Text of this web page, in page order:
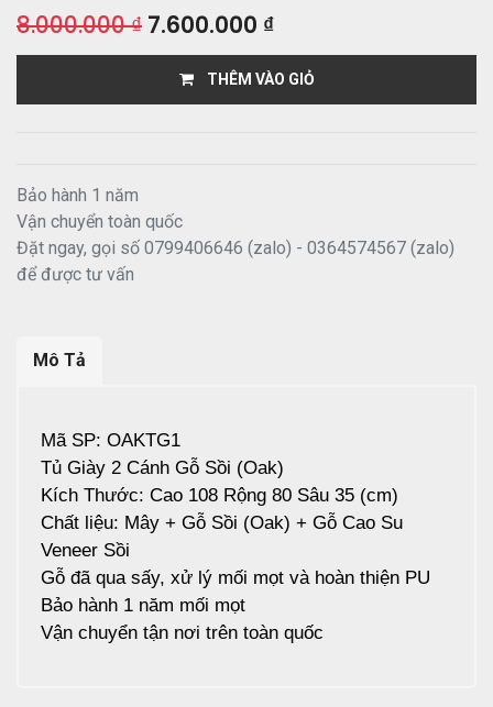
8.000.000₫ 7.600.000 ₫
THÊM VÀO GIỎ
Bảo hành 1 năm
Vận chuyển toàn quốc
Đặt ngay, gọi số 0799406646 (zalo) - 0364574567 (zalo)
để được tư vấn
Mô Tả
Mã SP: OAKTG1
Tủ Giày 2 Cánh Gỗ Sồi (Oak)
Kích Thước: Cao 108 Rộng 80 Sâu 35 (cm)
Chất liệu: Mây + Gỗ Sồi (Oak) + Gỗ Cao Su
Veneer Sồi
Gỗ đã qua sấy, xử lý mối mọt và hoàn thiện PU
Bảo hành 1 năm mối mọt
Vận chuyển tận nơi trên toàn quốc